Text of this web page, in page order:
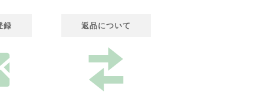
録 返品について